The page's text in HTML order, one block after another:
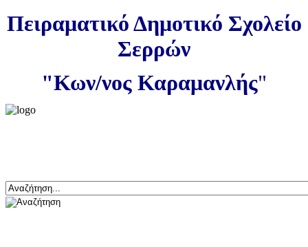
Πειραματικό Δημοτικό Σχολείο
Σερρών
"Κων/νος Καραμανλής"